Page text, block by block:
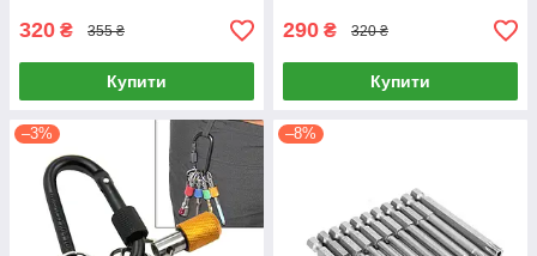
320 ₴ 355 ₴
Купити
290 ₴ 320 ₴
Купити
–3% –8%